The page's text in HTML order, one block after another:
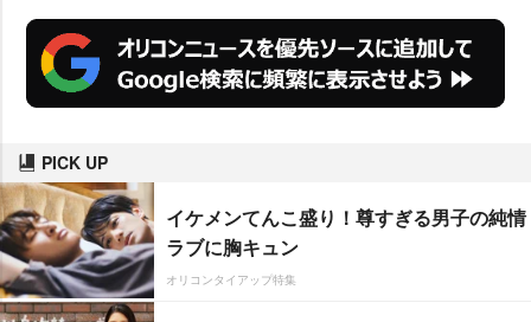
PICK UP
イケメンてんこ盛り！尊すぎる男子の純情
ラブに胸キュン
オリコンタイアップ特集